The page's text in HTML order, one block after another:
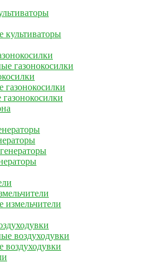
культиваторы
газонокосилки
газонокосилки
измельчители
воздуходувки
воздуходувки